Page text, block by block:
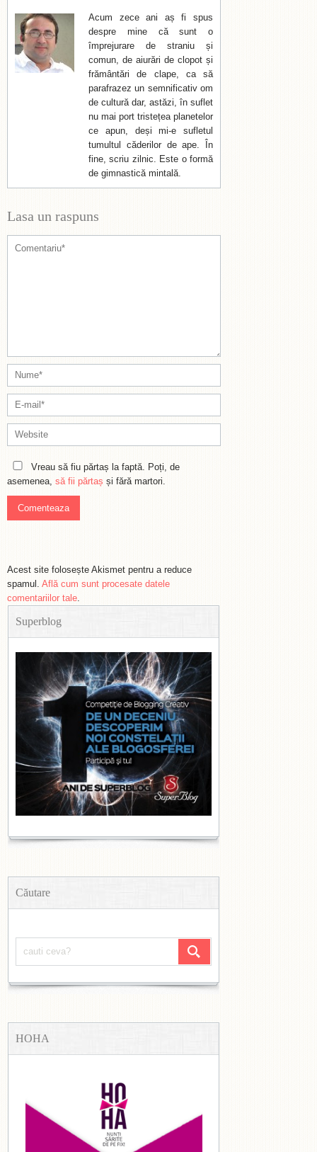
Acum zece ani aș fi spus
despre mine că sunt o
împrejurare de straniu și
comun, de aiurări de clopot și
frământări de clape, ca să
parafrazez un semnificativ om
de cultură dar, astăzi, în suflet
nu mai port tristețea planetelor
ce apun, deși mi-e sufletul
tumultul căderilor de ape. În
fine, scriu zilnic. Este o formă
de gimnastică mintală.
Lasa un raspuns
Vreau să fiu părtaș la faptă. Poți, de
asemenea, să fii părtaș și fără martori.
Acest site folosește Akismet pentru a reduce
spamul. Află cum sunt procesate datele
comentariilor tale.
Superblog
Căutare
HOHA